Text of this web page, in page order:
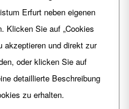
Erfurt neben eigenen
Klicken Sie auf „Cookies
akzeptieren und direkt zur
oder klicken Sie auf
detaillierte Beschreibung
zu erhalten.